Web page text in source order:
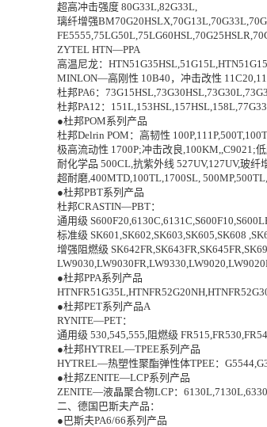
超高冲击强度 80G33L,82G33L,
璃纤增强
ZYTEL HTN—PPA
高温尼龙：
MINLON—高刚性 10B40，冲击改性
杜邦PA6：
杜邦PA12：
●杜邦POM系列产品
杜邦Delrin POM：高韧性
极高流动性 1700P;冲击改良,100KM,,C9021;
耐化学品 500CL,抗紫外线 527UV,127UV,玻纤
超耐磨,400MTD,100TL,1700SL,
●杜邦PBT系列产品
杜邦CRASTIN—PBT：
通用级
标准级 SK601,SK602,SK603,SK605,SK608
增强阻燃级
●杜邦PPA系列产品
●杜邦PET系列产品A
RYNITE—PET：
通用级 530,545,555,阻燃级
●杜邦HYTREL—TPEE系列产品
HYTREL—热塑性聚酯弹性体TPEE：
●杜邦ZENITE—LCP系列产品
ZENITE—液晶聚合物LCP：
二、德国巴斯夫产品：
●巴斯夫PA6/66系列产品